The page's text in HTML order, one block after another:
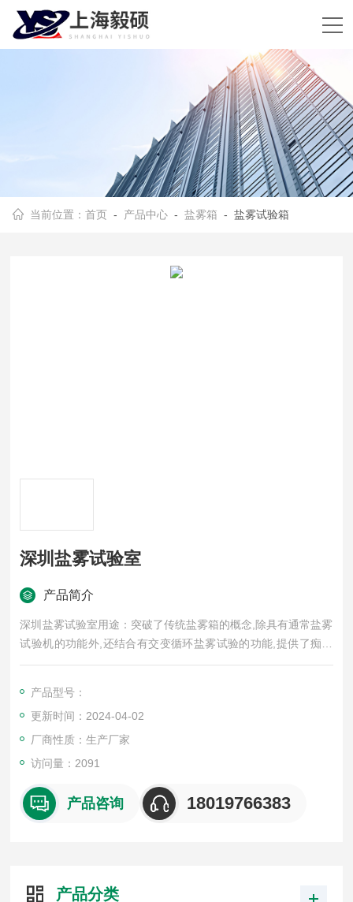
当前位置：首页 - 产品中心 -盐雾箱 - 盐雾试验箱
深圳盐雾试验室
产品简介
深圳盐雾试验室用途：突破了传统盐雾箱的概念,除具有通常盐雾
试验机的功能外,还结合有交变循环盐雾试验的功能,提供了痴状
腐蚀和丝状腐蚀等试验环境,具备了热风干燥、湿热、强制干燥、
制各类非标试验室工作室尺寸范围：（3m3--100m3）
产品型号：
更新时间：2024-04-02
厂商性质：生产厂家
访问量：2091
产品咨询 18019766383
产品分类